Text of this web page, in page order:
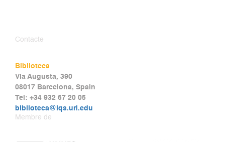
Contacte
Biblioteca
Via Augusta, 390
08017 Barcelona, Spain
Tel: +34 932 67 20 05
biblioteca@iqs.url.edu
Membre de